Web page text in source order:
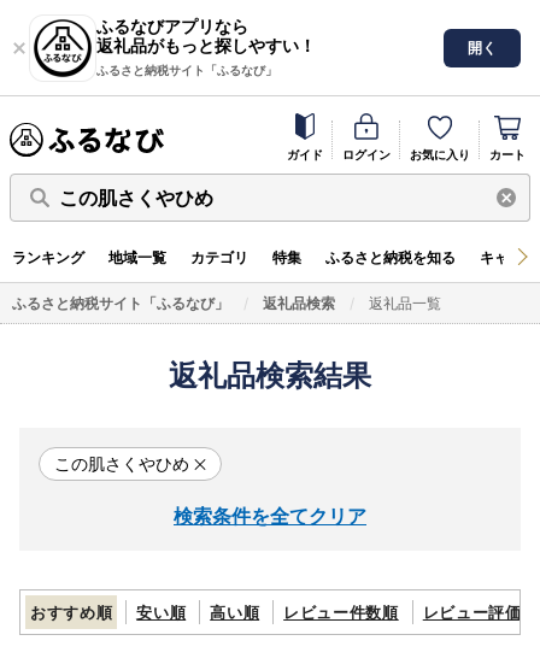
ふるなびアプリなら
返礼品がもっと探しやすい！
ふるさと納税サイト「ふるなび」
開く
ガイド ログイン お気に入り カート
この肌さくやひめ
ランキング 地域一覧 カテゴリ 特集 ふるさと納税を知る キャン
ふるさと納税サイト「ふるなび」 返礼品検索 返礼品一覧
返礼品検索結果
この肌さくやひめ
検索条件を全てクリア
おすすめ順 安い順 高い順 レビュー件数順 レビュー評価順